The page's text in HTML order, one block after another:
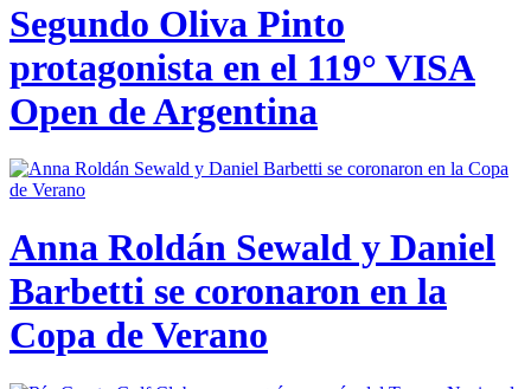
Segundo Oliva Pinto
protagonista en el 119° VISA
Open de Argentina
Anna Roldán Sewald y Daniel
Barbetti se coronaron en la
Copa de Verano